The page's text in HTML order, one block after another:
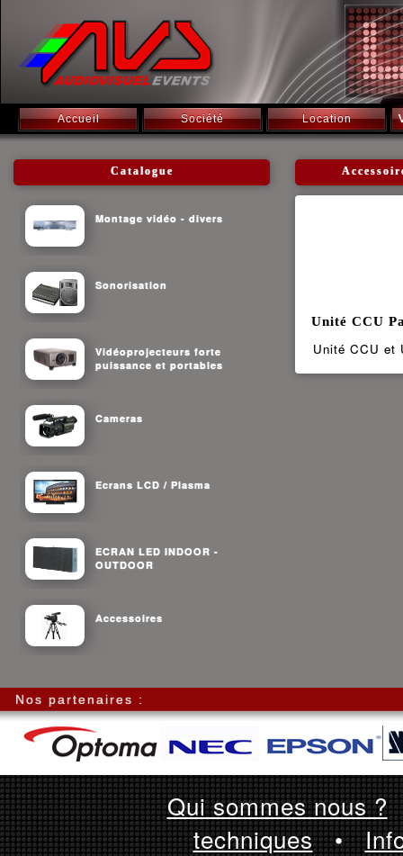
Accueil Société Location
Catalogue
Montage vidéo - divers
Sonorisation
Vidéoprojecteurs forte
puissance et portables
Cameras
Ecrans LCD / Plasma
ECRAN LED INDOOR -
OUTDOOR
Accessoires
Unité CCU
Unité CCU et
Nos partenaires :
Qui sommes nous ?
techniques•